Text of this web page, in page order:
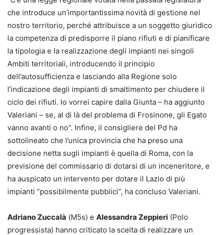
che introduce un’importantissima novità di gestione nel
nostro territorio, perché attribuisce a un soggetto giuridico
la competenza di predisporre il piano rifiuti e di pianificare
la tipologia e la realizzazione degli impianti nei singoli
Ambiti territoriali, introducendo il principio
dell’autosufficienza e lasciando alla Regione solo
l’indicazione degli impianti di smaltimento per chiudere il
ciclo dei rifiuti. Io vorrei capire dalla Giunta – ha aggiunto
Valeriani – se, al di là del problema di Frosinone, gli Egato
vanno avanti o no”. Infine, il consigliere del Pd ha
sottolineato che l’unica provincia che ha preso una
decisione netta sugli impianti è quella di Roma, con la
previsione del commissario di dotarsi di un inceneritore, e
ha auspicato un intervento per dotare il Lazio di più
impianti “possibilmente pubblici”, ha concluso Valeriani.
Adriano Zuccalà (M5s) e Alessandra Zeppieri (Polo
progressista) hanno criticato la scelta di realizzare un